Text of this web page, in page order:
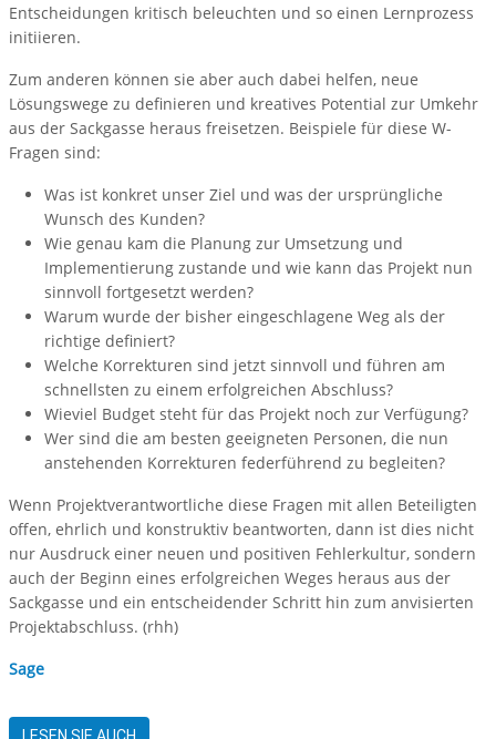
Entscheidungen kritisch beleuchten und so einen Lernprozess
initiieren.
Zum anderen können sie aber auch dabei helfen, neue
Lösungswege zu definieren und kreatives Potential zur Umkehr
aus der Sackgasse heraus freisetzen. Beispiele für diese W-
Fragen sind:
Was ist konkret unser Ziel und was der ursprüngliche
Wunsch des Kunden?
Wie genau kam die Planung zur Umsetzung und
Implementierung zustande und wie kann das Projekt nun
sinnvoll fortgesetzt werden?
Warum wurde der bisher eingeschlagene Weg als der
richtige definiert?
Welche Korrekturen sind jetzt sinnvoll und führen am
schnellsten zu einem erfolgreichen Abschluss?
Wieviel Budget steht für das Projekt noch zur Verfügung?
Wer sind die am besten geeigneten Personen, die nun
anstehenden Korrekturen federführend zu begleiten?
Wenn Projektverantwortliche diese Fragen mit allen Beteiligten
offen, ehrlich und konstruktiv beantworten, dann ist dies nicht
nur Ausdruck einer neuen und positiven Fehlerkultur, sondern
auch der Beginn eines erfolgreichen Weges heraus aus der
Sackgasse und ein entscheidender Schritt hin zum anvisierten
Projektabschluss. (rhh)
Sage